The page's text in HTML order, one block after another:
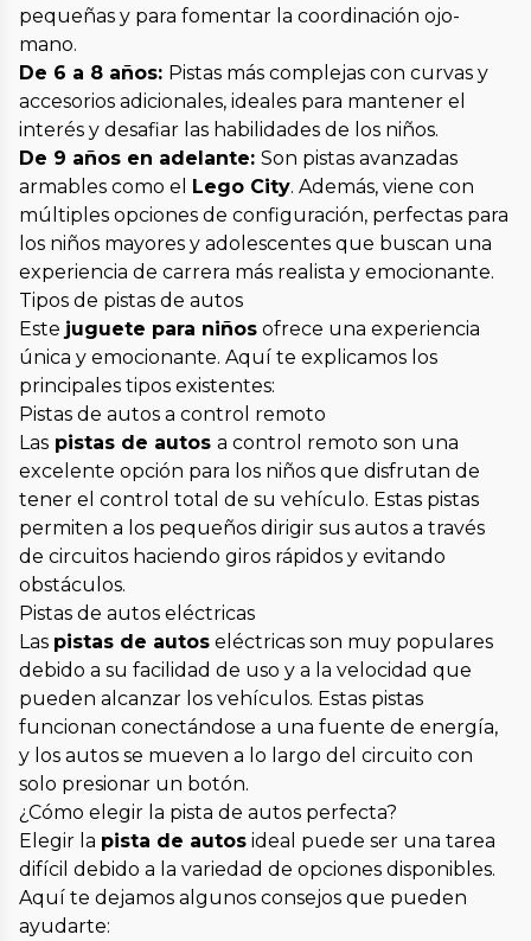
pequeñas y para fomentar la coordinación ojo-
mano.
De 6 a 8 años: Pistas más complejas con curvas y
accesorios adicionales, ideales para mantener el
interés y desafiar las habilidades de los niños.
De 9 años en adelante: Son pistas avanzadas
armables como el Lego City. Además, viene con
múltiples opciones de configuración, perfectas para
los niños mayores y adolescentes que buscan una
experiencia de carrera más realista y emocionante.
Tipos de pistas de autos
Este juguete para niños ofrece una experiencia
única y emocionante. Aquí te explicamos los
principales tipos existentes:
Pistas de autos a control remoto
Las pistas de autos a control remoto son una
excelente opción para los niños que disfrutan de
tener el control total de su vehículo. Estas pistas
permiten a los pequeños dirigir sus autos a través
de circuitos haciendo giros rápidos y evitando
obstáculos.
Pistas de autos eléctricas
Las pistas de autos eléctricas son muy populares
debido a su facilidad de uso y a la velocidad que
pueden alcanzar los vehículos. Estas pistas
funcionan conectándose a una fuente de energía,
y los autos se mueven a lo largo del circuito con
solo presionar un botón.
¿Cómo elegir la pista de autos perfecta?
Elegir la pista de autos ideal puede ser una tarea
difícil debido a la variedad de opciones disponibles.
Aquí te dejamos algunos consejos que pueden
ayudarte: